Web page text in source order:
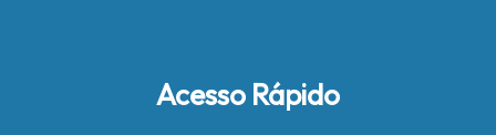
Acesso Rápido